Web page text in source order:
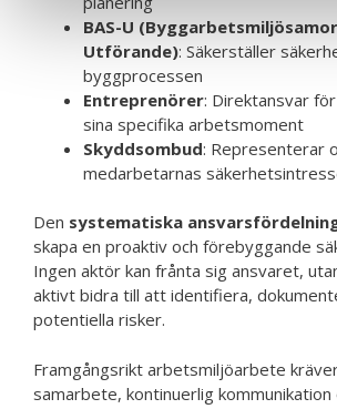
BAS-U
Utförande): Säkerställer
byggprocessen
Entreprenörer: Direktansvar
sina specifika arbetsmoment
Skyddsombud: Representerar
medarbetarnas
Den systematiska
skapa en proaktiv och förebyggande
Ingen aktör kan frånta sig ansvaret,
aktivt bidra till att identifiera,
potentiella risker.
Framgångsrikt arbetsmiljöarbete
samarbete, kontinuerlig kommunikation